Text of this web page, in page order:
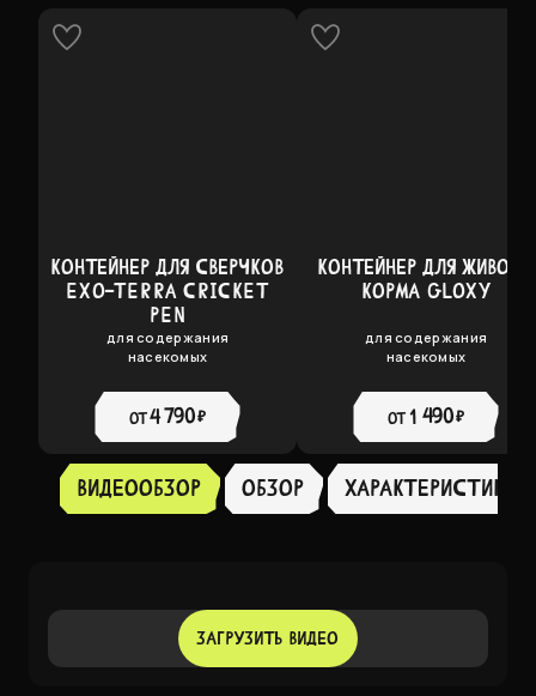
КОНТЕЙНЕР ДЛЯ СВЕРЧКОВ
EXO-TERRA CRICKET
PEN
для содержания
насекомых
от4 790 ₽
КОНТЕЙНЕР ДЛЯ ЖИВОГО
КОРМА GLOXY
для содержания
насекомых
от1 490 ₽
Видеообзор Обзор ХАРАКТЕРИСТИКИ
ЗАГРУЗИТЬ ВИДЕО